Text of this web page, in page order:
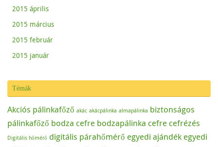
2015 április
2015 március
2015 február
2015 január
Témák
Akciós pálinkafőző akác akácpálinka almapálinka biztonságos
pálinkafőző bodza cefre bodzapálinka cefre cefrézés
Digitális hőmérő digitális párahőmérő egyedi ajándék egyedi